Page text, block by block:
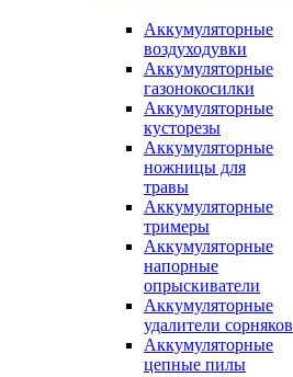
Аккумуляторные
воздуходувки
Аккумуляторные
газонокосилки
Аккумуляторные
кусторезы
Аккумуляторные
ножницы для
травы
Аккумуляторные
тримеры
Аккумуляторные
напорные
опрыскиватели
Аккумуляторные
удалители сорняков
Аккумуляторные
цепные пилы